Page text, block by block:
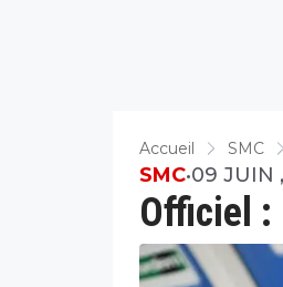
Accueil SMC
Officiel :
SMC•09 JUIN